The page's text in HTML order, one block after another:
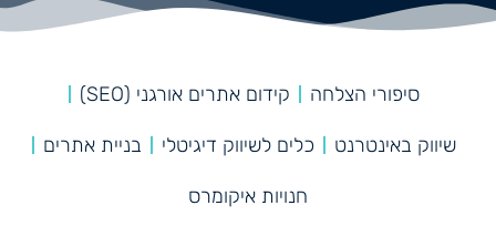
סיפורי הצלחה קידום אתרים אורגני (SEO)
שיווק באינטרנט כלים לשיווק דיגיטלי בניית אתרים
חנויות איקומרס